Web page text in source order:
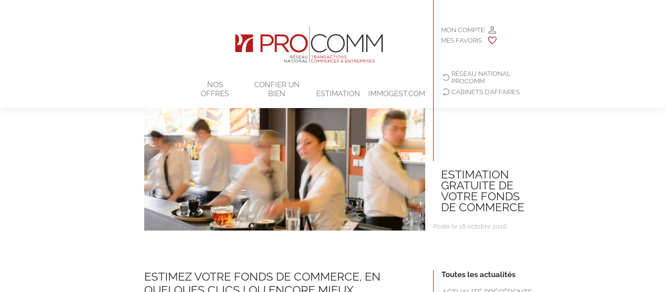
NOS
OFFRES
CONFIER UN
BIEN
ESTIMATION IMMOGEST.COM
MON COMPTE
MES FAVORIS
RÉSEAU NATIONAL
PROCOMM
CABINETS D'AFFAIRES
ESTIMEZ VOTRE FONDS DE COMMERCE, EN
ESTIMATION
GRATUITE DE
VOTRE FONDS
DE COMMERCE
Posté le 18 octobre 2016
Toutes les actualités